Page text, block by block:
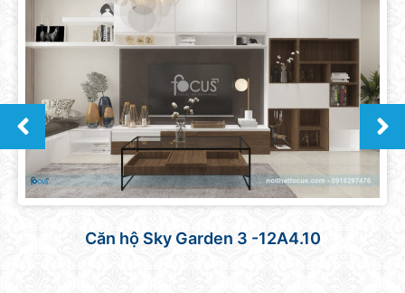
Thiết kế mẫu căn hộ Vinhomes Grand Park –